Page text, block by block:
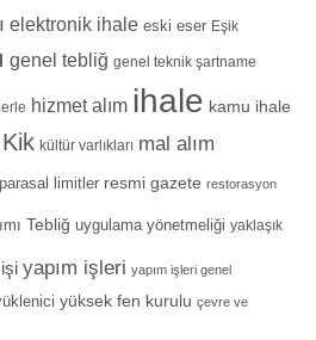
elektronik ihale eski eser Eşik
genel tebliğ genel teknik şartname
hizmet alım ihale kamu ihale
Kik kültür varlıkları mal alım
parasal limitler resmi gazete restorasyon
Tebliğ uygulama yönetmeliği yaklaşık
yapım işleri yapım işleri genel
yüksek fen kurulu çevre ve